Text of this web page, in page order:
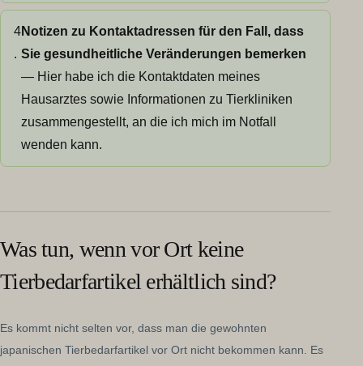
4
.
Notizen zu Kontaktadressen für den Fall, dass
Sie gesundheitliche Veränderungen bemerken
— Hier habe ich die Kontaktdaten meines
Hausarztes sowie Informationen zu Tierkliniken
zusammengestellt, an die ich mich im Notfall
wenden kann.
Was tun, wenn vor Ort keine
Tierbedarfartikel erhältlich sind?
Es kommt nicht selten vor, dass man die gewohnten
japanischen Tierbedarfartikel vor Ort nicht bekommen kann. Es